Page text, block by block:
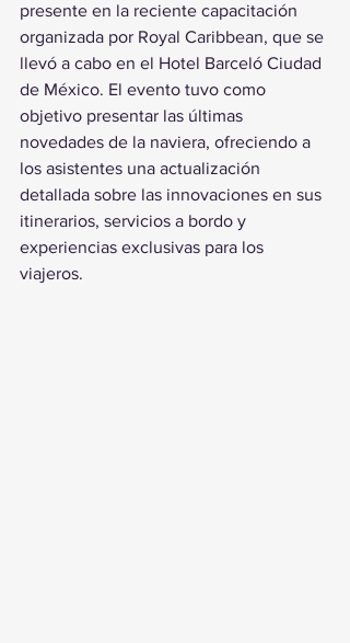
presente en la reciente capacitación
organizada por Royal Caribbean, que se
llevó a cabo en el Hotel Barceló Ciudad
de México. El evento tuvo como
objetivo presentar las últimas
novedades de la naviera, ofreciendo a
los asistentes una actualización
detallada sobre las innovaciones en sus
itinerarios, servicios a bordo y
experiencias exclusivas para los
viajeros.